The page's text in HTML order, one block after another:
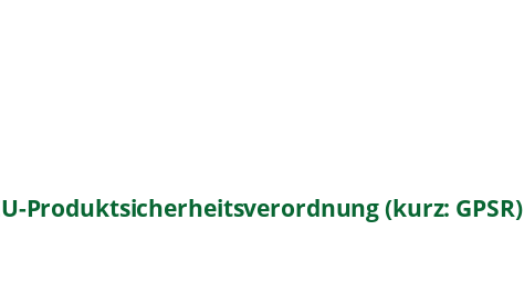
Produktsicherheitsverordnung (kurz: GPSR)